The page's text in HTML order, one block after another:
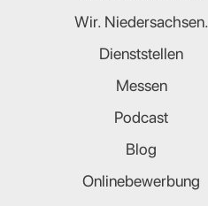
Wir. Niedersachsen.
Dienststellen
Messen
Podcast
Blog
Onlinebewerbung